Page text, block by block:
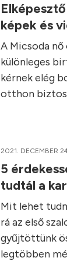
képek és
A Micsoda
különleges
kérnek elég
otthon biztos
2021. DECEMBER
5
tudtál a
Mit lehet
rá az első
gyűjtöttünk
legtöbben